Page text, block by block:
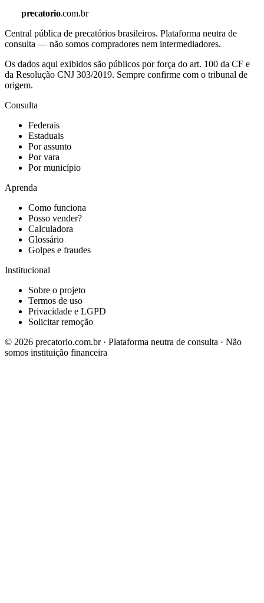
precatorio.com.br
Central pública de precatórios brasileiros. Plataforma neutra de
consulta — não somos compradores nem intermediadores.
Os dados aqui exibidos são públicos por força do art. 100 da CF e
da Resolução CNJ 303/2019. Sempre confirme com o tribunal de
origem.
Consulta
Federais
Estaduais
Por assunto
Por vara
Por município
Aprenda
Como funciona
Posso vender?
Calculadora
Glossário
Golpes e fraudes
Institucional
Sobre o projeto
Termos de uso
Privacidade e LGPD
Solicitar remoção
© 2026 precatorio.com.br · Plataforma neutra de consulta · Não
somos instituição financeira